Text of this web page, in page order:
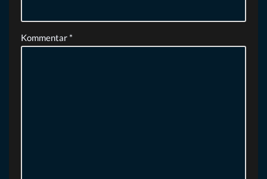
Kommentar *